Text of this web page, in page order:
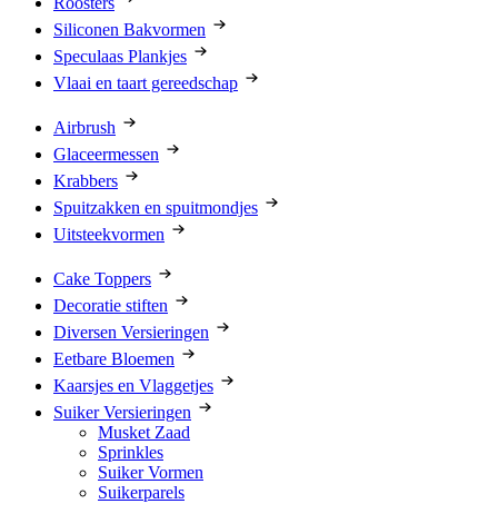
Siliconen Bakvormen
Speculaas Plankjes
Vlaai en taart gereedschap
Airbrush
Glaceermessen
Krabbers
Spuitzakken en spuitmondjes
Uitsteekvormen
Cake Toppers
Decoratie stiften
Diversen Versieringen
Eetbare Bloemen
Kaarsjes en Vlaggetjes
Suiker Versieringen
Musket Zaad
Sprinkles
Suiker Vormen
Suikerparels